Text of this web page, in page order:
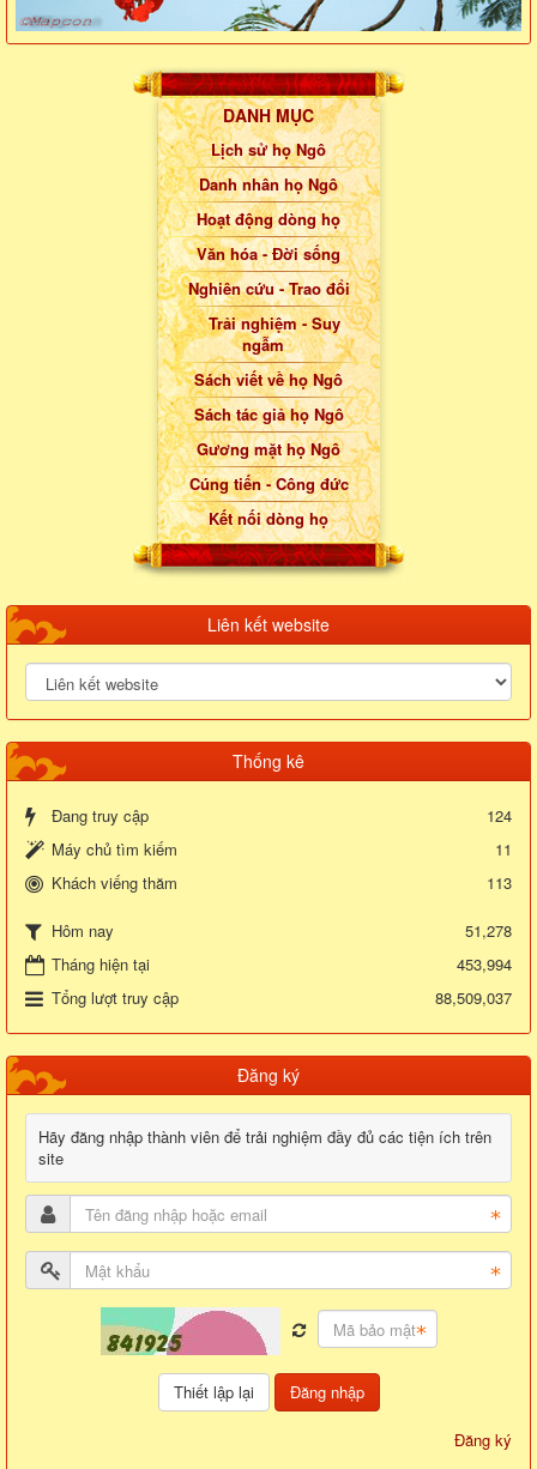
DANH MỤC
Lịch sử họ Ngô
Danh nhân họ Ngô
Hoạt động dòng họ
Văn hóa - Đời sống
Nghiên cứu - Trao đổi
Trải nghiệm - Suy
ngẫm
Sách viết về họ Ngô
Sách tác giả họ Ngô
Gương mặt họ Ngô
Cúng tiến - Công đức
Kết nối dòng họ
Liên kết website
Thống kê
Đang truy cập
124
Máy chủ tìm kiếm
11
Khách viếng thăm
113
Hôm nay
51,278
Tháng hiện tại
453,994
Tổng lượt truy cập
88,509,037
Đăng ký
Hãy đăng nhập thành viên để trải nghiệm đầy đủ các tiện ích trên
site
Đăng nhập
Đăng ký